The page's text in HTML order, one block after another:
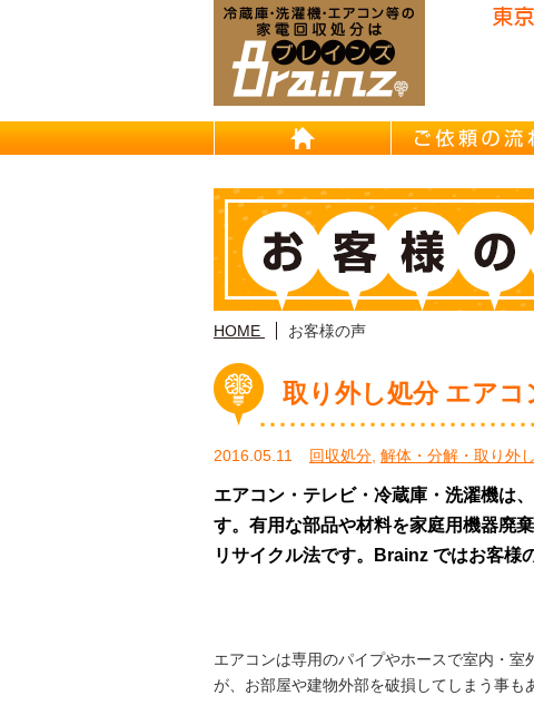
東京/埼玉/千
HOME
HOME お客様の声
取り外し処分 エアコ
2016.05.11 回収処分 解体・分解・取り外し
エアコン・テレビ・冷蔵庫・洗濯機は
す。有用な部品や材料を家庭用機器廃
リサイクル法です。Brainz ではお客様
エアコンは専用のパイプやホースで室内・
が、お部屋や建物外部を破損してしまう事も